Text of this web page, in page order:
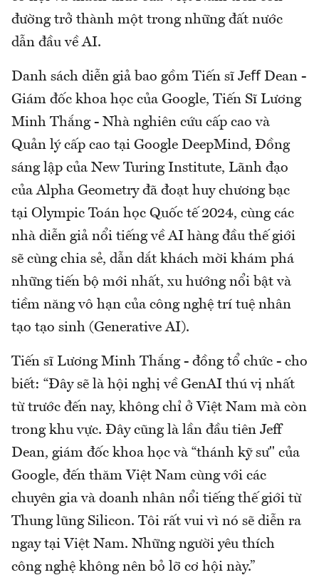
đường trở thành một trong những đất nước
dẫn đầu về AI.
Danh sách diễn giả bao gồm Tiến sĩ Jeﬀ Dean -
Giám đốc khoa học của Google, Tiến Sĩ Lương
Minh Thắng - Nhà nghiên cứu cấp cao và
Quản lý cấp cao tại Google DeepMind, Đồng
sáng lập của New Turing Institute, Lãnh đạo
của Alpha Geometry đã đoạt huy chương bạc
tại Olympic Toán học Quốc tế 2024, cùng các
nhà diễn giả nổi tiếng về AI hàng đầu thế giới
sẽ cùng chia sẻ, dẫn dắt khách mời khám phá
những tiến bộ mới nhất, xu hướng nổi bật và
tiềm năng vô hạn của công nghệ trí tuệ nhân
tạo tạo sinh (Generative AI).
Tiến sĩ Lương Minh Thắng - đồng tổ chức - cho
biết: “Đây sẽ là hội nghị về GenAI thú vị nhất
từ trước đến nay, không chỉ ở Việt Nam mà còn
trong khu vực. Đây cũng là lần đầu tiên Jeff
Dean, giám đốc khoa học và “thánh kỹ sư" của
Google, đến thăm Việt Nam cùng với các
chuyên gia và doanh nhân nổi tiếng thế giới từ
Thung lũng Silicon. Tôi rất vui vì nó sẽ diễn ra
ngay tại Việt Nam. Những người yêu thích
công nghệ không nên bỏ lỡ cơ hội này.”